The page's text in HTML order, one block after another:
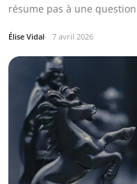
résume pas à une
Élise Vidal 7 avril 2026